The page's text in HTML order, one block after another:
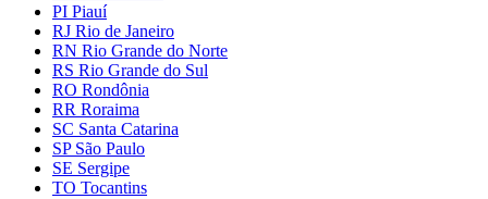
PI Piauí
RJ Rio de Janeiro
RN Rio Grande do Norte
RS Rio Grande do Sul
RO Rondônia
RR Roraima
SC Santa Catarina
SP São Paulo
SE Sergipe
TO Tocantins